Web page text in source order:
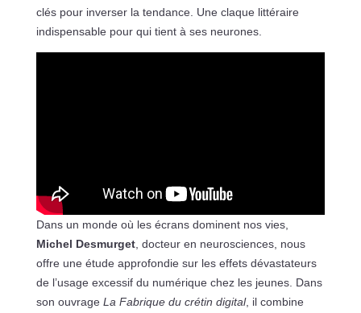
clés pour inverser la tendance. Une claque littéraire
indispensable pour qui tient à ses neurones.
Dans un monde où les écrans dominent nos vies,
Michel Desmurget, docteur en neurosciences, nous
offre une étude approfondie sur les effets dévastateurs
de l’usage excessif du numérique chez les jeunes. Dans
son ouvrage La Fabrique du crétin digital, il combine